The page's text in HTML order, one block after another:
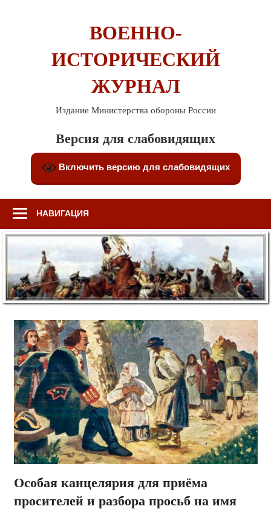
ВОЕННО-
ИСТОРИЧЕСКИЙ
ЖУРНАЛ
Издание Министерства обороны России
Версия для слабовидящих
Включить версию для слабовидящих
НАВИГАЦИЯ
Особая канцелярия для приёма
просителей и разбора просьб на имя